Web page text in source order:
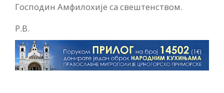
Господин Амфилохије са свештенством.
Р.В.